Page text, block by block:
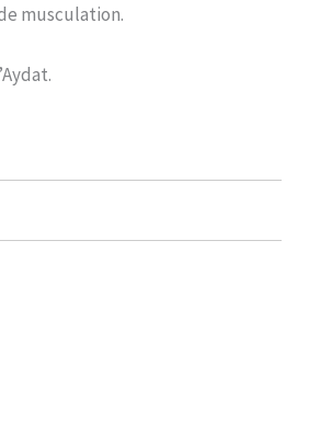
musculation.